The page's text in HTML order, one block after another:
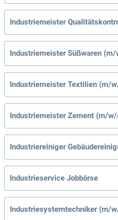
Industriemeister
Industriemeister Süßwaren
Industriemeister Textilien (m/
Industriemeister Zement (m/
Industriereiniger
Industrieservice Jobbörse
Industriesystemtechniker (m/